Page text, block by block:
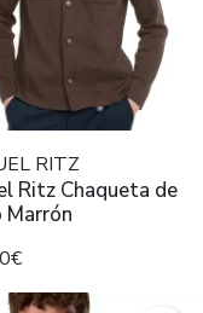
RITZ
Ritz Chaqueta de